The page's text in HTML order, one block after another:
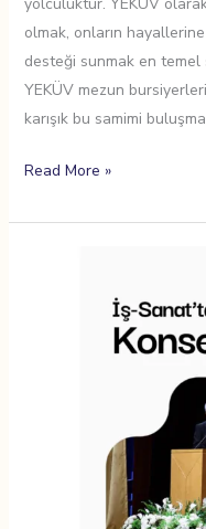
yolculuktur. YEKÜV
olmak, onların
desteği sunmak en temel
YEKÜV mezun
karışık bu samimi
Read More »